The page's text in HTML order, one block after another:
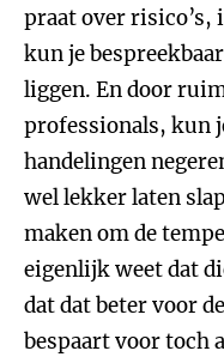
praat over risico’s,
kun je
liggen. En door
professionals, kun
handelingen
wel lekker laten
maken om de
eigenlijk weet dat
dat dat beter voor
bespaart voor toch